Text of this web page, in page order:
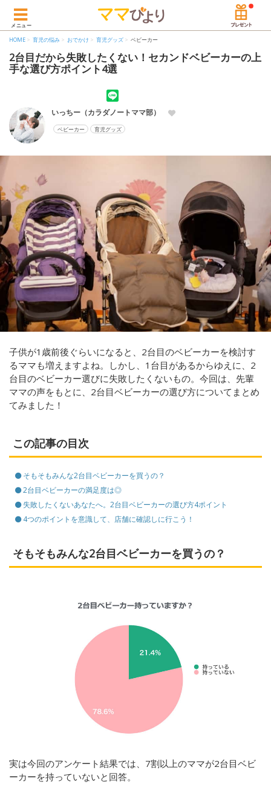
メニュー
HOME 育児の悩み おでかけ 育児グッズ ベビーカー
2台目だから失敗したくない！セカンドベビーカーの上
手な選び方ポイント4選
いっちー（カラダノートママ部）
ベビーカー 育児グッズ
子供が1歳前後ぐらいになると、2台目のベビーカーを検討す
るママも増えますよね。しかし、1台目があるからゆえに、2
台目のベビーカー選びに失敗したくないもの。今回は、先輩
ママの声をもとに、2台目ベビーカーの選び方についてまとめ
てみました！
この記事の目次
そもそもみんな2台目ベビーカーを買うの？
2台目ベビーカーの満足度は◎
失敗したくないあなたへ。2台目ベビーカーの選び方4ポイント
4つのポイントを意識して、店舗に確認しに行こう！
そもそもみんな2台目ベビーカーを買うの？
実は今回のアンケート結果では、7割以上のママが2台目ベビ
ーカーを持っていないと回答。